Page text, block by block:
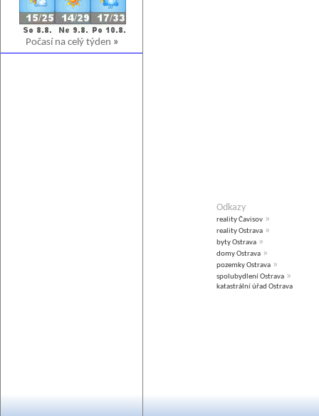
Počasí na celý týden »
Odkazy
reality Čavisov »
reality Ostrava »
byty Ostrava »
domy Ostrava »
pozemky Ostrava »
spolubydlení Ostrava »
katastrální úřad Ostrava